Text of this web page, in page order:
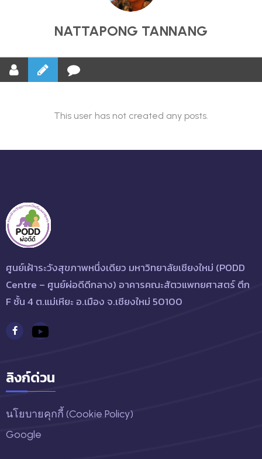
NATTAPONG TANNANG
This user has not created any posts.
ศูนย์เฝ้าระวังสุขภาพหนึ่งเดียว มหาวิทยาลัยเชียงใหม่ (PODD
Centre – ศูนย์ผ่อดีดีกลาง) อาคารคณะสัตวแพทยศาสตร์ ตึก
F ชั้น 4 ต.แม่เหียะ อ.เมือง จ.เชียงใหม่ 50100
ลิงก์ด่วน
นโยบายคุกกี้ (Cookie Policy)
Google